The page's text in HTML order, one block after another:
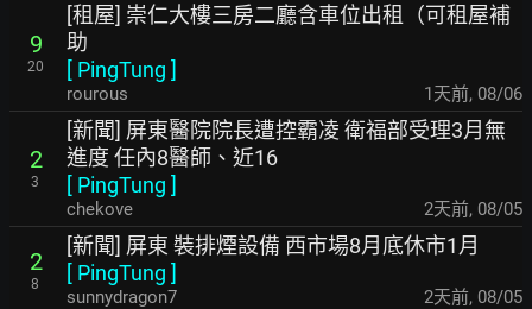
9
20
[租屋] 崇仁大樓三房二廳含車位出租（可租屋補
助
[ PingTung ]
rourous 1天前, 08/06
2
3
[新聞] 屏東醫院院長遭控霸凌 衛福部受理3月無
進度 任內8醫師、近16
[ PingTung ]
chekove 2天前, 08/05
2
8
[新聞] 屏東 裝排煙設備 西市場8月底休市1月
[ PingTung ]
sunnydragon7 2天前, 08/05